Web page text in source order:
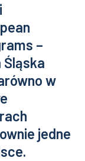
–
Śląska
w
jedne